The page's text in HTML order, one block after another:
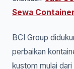
Sewa
BCI Group
perbaikan
kustom mulai